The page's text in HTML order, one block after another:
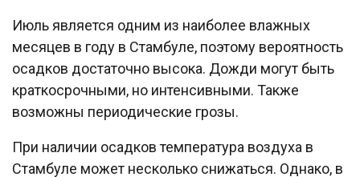
Июль является одним из наиболее влажных
месяцев в году в Стамбуле, поэтому вероятность
осадков достаточно высока. Дожди могут быть
краткосрочными, но интенсивными. Также
возможны периодические грозы.
При наличии осадков температура воздуха в
Стамбуле может несколько снижаться. Однако, в